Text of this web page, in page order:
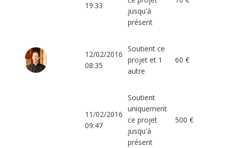
19:33
jusqu'à
présent
12/02/2016
08:35
Soutient ce
projet et 1
autre
60 €
11/02/2016
09:47
Soutient
uniquement
ce projet
jusqu'à
présent
500 €